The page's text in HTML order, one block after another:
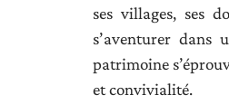
ses villages, ses
s’aventurer
patrimoine
et convivialité.